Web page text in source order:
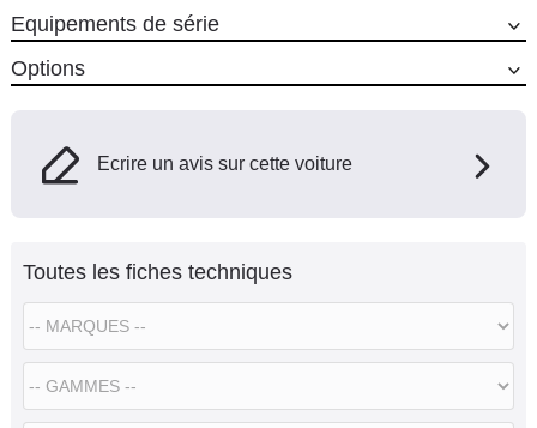
Equipements de série
Options
Ecrire un avis sur cette voiture
Toutes les fiches techniques